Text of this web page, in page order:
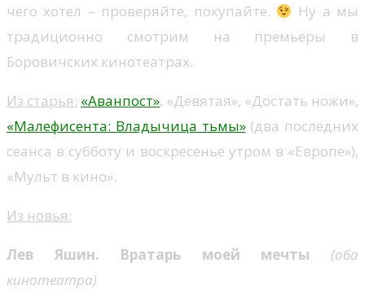
чего хотел – проверяйте, покупайте.
Ну а мы
традиционно смотрим на премьеры в
Боровичских кинотеатрах.
Из старья: «Аванпост», «Девятая», «Достать ножи»,
«Малефисента: Владычица тьмы»(два последних
сеанса в субботу и воскресенье утром в «Европе»),
«Мульт в кино».
Из новья:
Лев Яшин. Вратарь моей мечты (оба
кинотеатра)